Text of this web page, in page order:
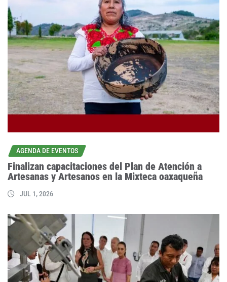
AGENDA DE EVENTOS
Finalizan capacitaciones del Plan de Atención a
Artesanas y Artesanos en la Mixteca oaxaqueña
JUL 1, 2026